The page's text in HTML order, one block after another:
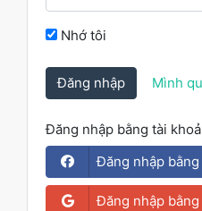
Nhớ tôi
Đăng nhập Mình
Đăng nhập bằng tài
Đăng nhập
Đăng nhập